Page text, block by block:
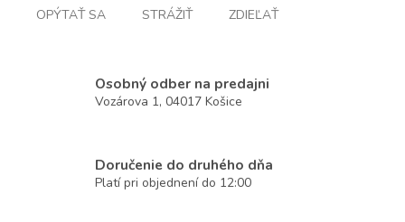
OPÝTAŤ SA STRÁŽIŤ ZDIEĽAŤ
Osobný odber na predajni
Vozárova 1, 04017 Košice
Doručenie do druhého dňa
Platí pri objednení do 12:00